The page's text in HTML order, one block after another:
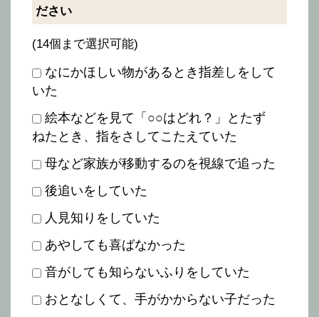
ださい
(14個まで選択可能)
なにかほしい物があるとき指差しをして
いた
絵本などを見て「○○はどれ？」とたず
ねたとき、指をさしてこたえていた
母など家族が移動するのを視線で追った
後追いをしていた
人見知りをしていた
あやしても喜ばなかった
音がしても知らないふりをしていた
おとなしくて、手がかからない子だった